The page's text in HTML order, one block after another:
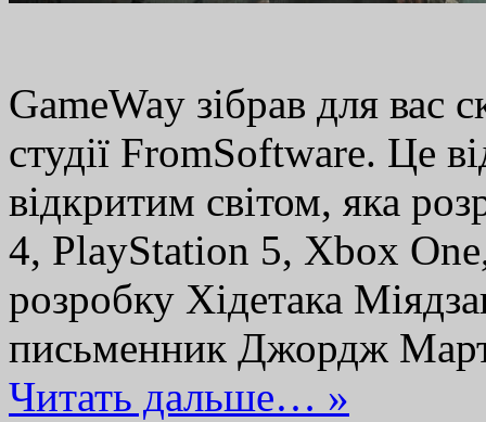
GameWay зібрав для вас
студії FromSoftware. Це
відкритим світом, яка
4, PlayStation 5, Xbox
розробку Хідетака
письменник Джордж
Читать дальше… »